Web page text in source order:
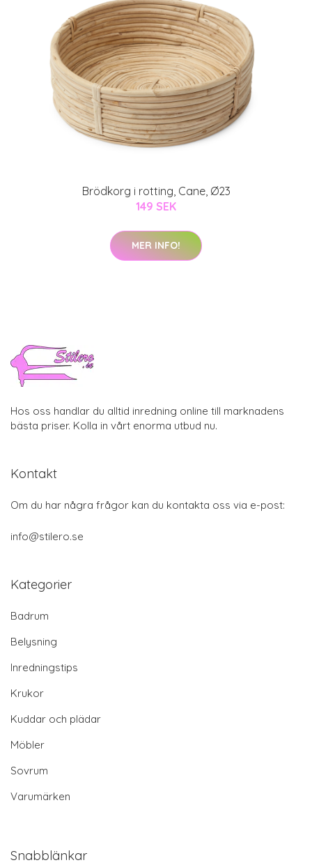
Brödkorg i rotting, Cane, Ø23
149 SEK
MER INFO!
Hos oss handlar du alltid inredning online till marknadens
bästa priser. Kolla in vårt enorma utbud nu.
Kontakt
Om du har några frågor kan du kontakta oss via e-post:
info@stilero.se
Kategorier
Badrum
Belysning
Inredningstips
Krukor
Kuddar och plädar
Möbler
Sovrum
Varumärken
Snabblänkar